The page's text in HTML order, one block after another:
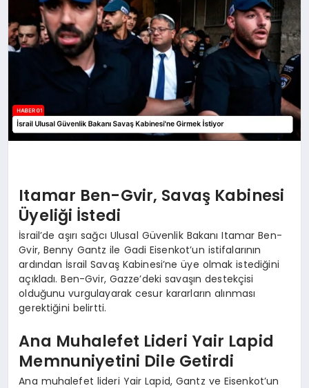
Itamar Ben-Gvir, Savaş Kabinesi
Üyeliği İstedi
İsrail’de aşırı sağcı Ulusal Güvenlik Bakanı Itamar Ben-
Gvir, Benny Gantz ile Gadi Eisenkot’un istifalarının
ardından İsrail Savaş Kabinesi’ne üye olmak istediğini
açıkladı. Ben-Gvir, Gazze’deki savaşın destekçisi
olduğunu vurgulayarak cesur kararların alınması
gerektiğini belirtti.
Ana Muhalefet Lideri Yair Lapid
Memnuniyetini Dile Getirdi
Ana muhalefet lideri Yair Lapid, Gantz ve Eisenkot’un